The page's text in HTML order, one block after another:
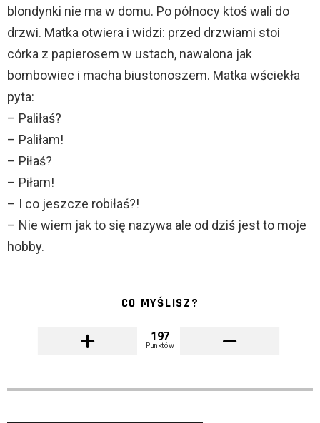
blondynki nie ma w domu. Po północy ktoś wali do
drzwi. Matka otwiera i widzi: przed drzwiami stoi
córka z papierosem w ustach, nawalona jak
bombowiec i macha biustonoszem. Matka wściekła
pyta:
– Paliłaś?
– Paliłam!
– Piłaś?
– Piłam!
– I co jeszcze robiłaś?!
– Nie wiem jak to się nazywa ale od dziś jest to moje
hobby.
CO MYŚLISZ?
197
Punktów